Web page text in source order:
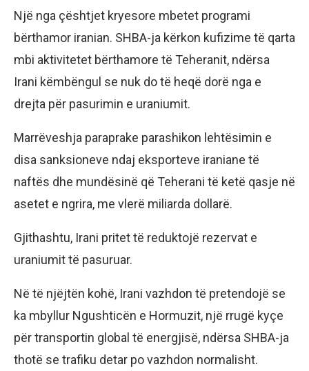
Një nga çështjet kryesore mbetet programi
bërthamor iranian. SHBA-ja kërkon kufizime të qarta
mbi aktivitetet bërthamore të Teheranit, ndërsa
Irani këmbëngul se nuk do të heqë dorë nga e
drejta për pasurimin e uraniumit.
Marrëveshja paraprake parashikon lehtësimin e
disa sanksioneve ndaj eksporteve iraniane të
naftës dhe mundësinë që Teherani të ketë qasje në
asetet e ngrira, me vlerë miliarda dollarë.
Gjithashtu, Irani pritet të reduktojë rezervat e
uraniumit të pasuruar.
Në të njëjtën kohë, Irani vazhdon të pretendojë se
ka mbyllur Ngushticën e Hormuzit, një rrugë kyçe
për transportin global të energjisë, ndërsa SHBA-ja
thotë se trafiku detar po vazhdon normalisht.